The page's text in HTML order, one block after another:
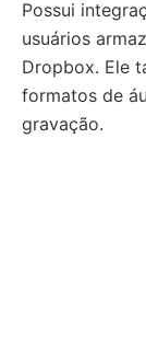
Possui
usuários
Dropbox. Ele
formatos de
gravação.